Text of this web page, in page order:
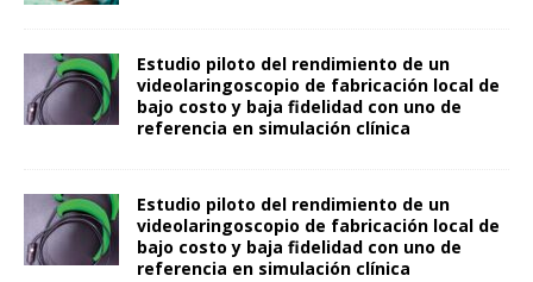
Estudio piloto del rendimiento de un
videolaringoscopio de fabricación local de
bajo costo y baja fidelidad con uno de
referencia en simulación clínica
Estudio piloto del rendimiento de un
videolaringoscopio de fabricación local de
bajo costo y baja fidelidad con uno de
referencia en simulación clínica